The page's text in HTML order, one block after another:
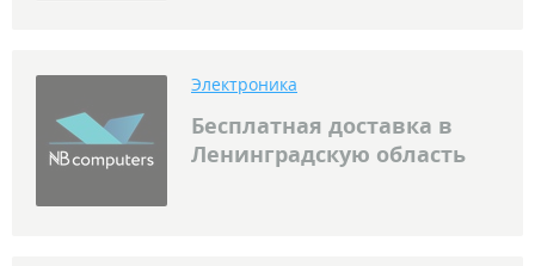
Электроника
Бесплатная доставка в
Ленинградскую область